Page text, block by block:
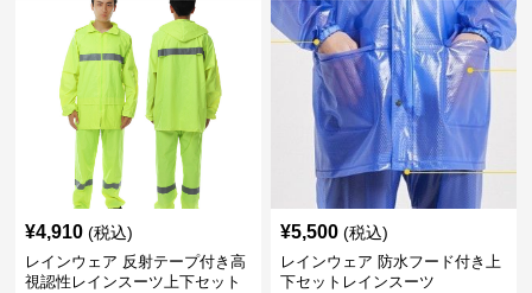
¥4,910 (税込)
レインウェア 反射テープ付き高
視認性レインスーツ上下セット
¥5,500 (税込)
レインウェア 防水フード付き上
下セットレインスーツ